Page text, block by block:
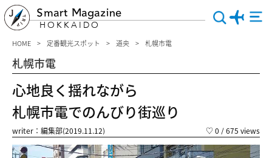
Smart Magazine
HOKKAIDO
HOME 定番観光スポット 道央 札幌市電
札幌市電
心地良く揺れながら
札幌市電でのんびり街巡り
writer：編集部(2019.11.12) ♡ 0 / 675 views